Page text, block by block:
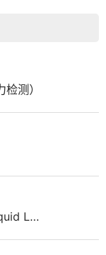
测）
L…